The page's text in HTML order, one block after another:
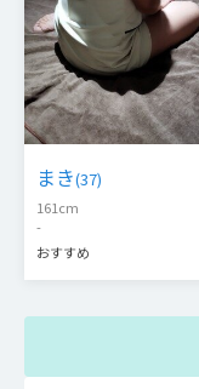
まき(37)
161cm
-
おすすめ